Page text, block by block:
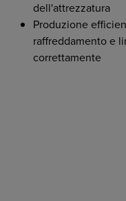
dell'attrezzatura
Produzione
raffreddamento e
correttamente